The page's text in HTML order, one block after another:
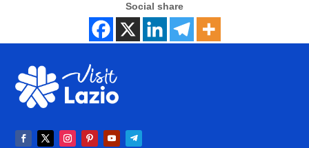
Social share